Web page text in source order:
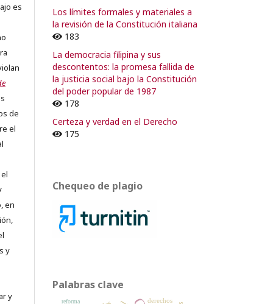
es
de
el
en
y
y
Los límites formales y materiales a
la revisión de la Constitución italiana
183
La democracia filipina y sus
descontentos: la promesa fallida de
la justicia social bajo la Constitución
del poder popular de 1987
178
Certeza y verdad en el Derecho
175
Chequeo de plagio
Palabras clave
derechos
reforma